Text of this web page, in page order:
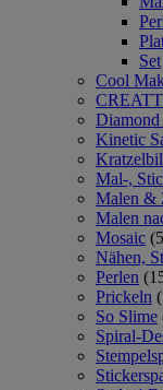
Set
Cool
Diamond
Kinetic
Mal-,
Malen &
Malen
Mosaic
Nähen,
Perlen
Prickeln
So Slime
Spiral-